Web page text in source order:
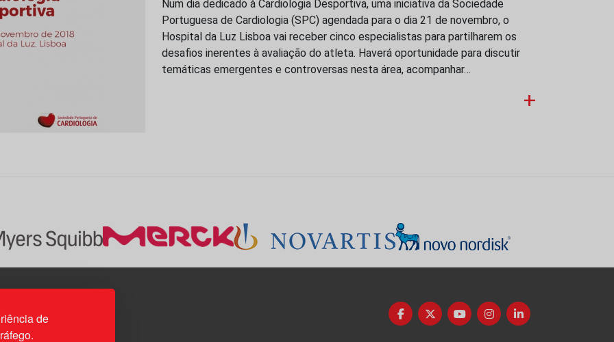
de
Num dia dedicado à Cardiologia Desportiva, uma iniciativa da Sociedade
Portuguesa de Cardiologia (SPC) agendada para o dia 21 de novembro, o
Hospital da Luz Lisboa vai receber cinco especialistas para partilharem os
desafios inerentes à avaliação do atleta. Haverá oportunidade para discutir
temáticas emergentes e controversas nesta área, acompanhar…
+
esc. 37